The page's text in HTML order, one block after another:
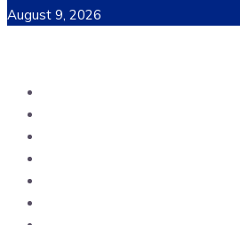
August 9, 2026